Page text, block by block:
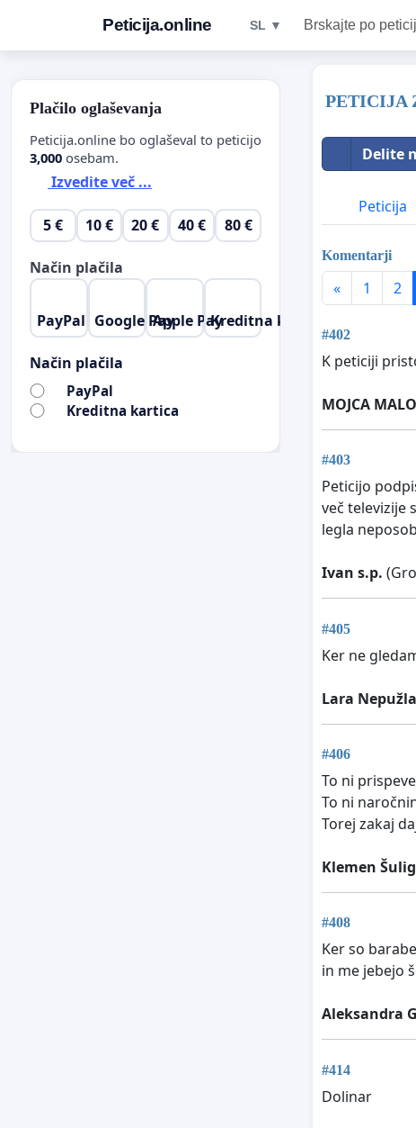
Peticija.online SL ▼ Brskajte po
PETICIJA
Delite
Peticija
Komentarji
« 1 2
#402
K peticiji
MOJCA
#403
Peticijo
več televizije
legla
Ivan s.p.
#405
Ker ne
Lara
#406
To ni
To ni
Torej zakaj
Klemen
#408
Ker so
in me jebejo
Aleksandra
#414
Dolinar
Plačilo oglaševanja
Peticija.online bo oglaševal to peticijo
3,000 osebam.
Izvedite več ...
5 € 10 € 20 € 40 € 80 €
Način plačila
PayPal Google PayApple PayKreditna kartica
Način plačila
PayPal
Kreditna kartica